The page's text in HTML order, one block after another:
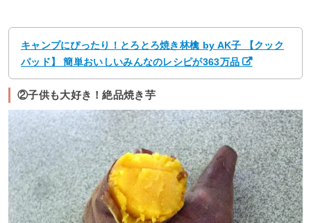
キャンプにぴったり！とろとろ焼き林檎 by AK子 【クック
パッド】 簡単おいしいみんなのレシピが363万品
②子供も大好き！絶品焼き芋